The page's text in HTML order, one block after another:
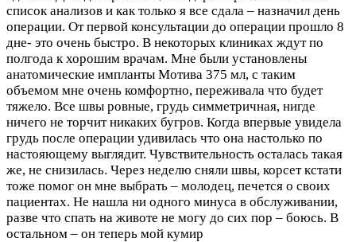
список анализов и как только я все сдала – назначил день
операции. От первой консультации до операции прошло 8
дне- это очень быстро. В некоторых клиниках ждут по
полгода к хорошим врачам. Мне были установлены
анатомические импланты Мотива 375 мл, с таким
объемом мне очень комфортно, переживала что будет
тяжело. Все швы ровные, грудь симметричная, нигде
ничего не торчит никаких бугров. Когда впервые увидела
грудь после операции удивилась что она настолько по
настояющему выглядит. Чувствительность осталась такая
же, не снизилась. Через неделю сняли швы, корсет кстати
тоже помог он мне выбрать – молодец, печется о своих
пациентах. Не нашла ни одного минуса в обслуживании,
разве что спать на животе не могу до сих пор – боюсь. В
остальном – он теперь мой кумир